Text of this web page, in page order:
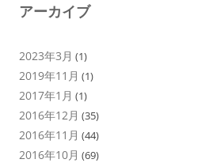
アーカイブ
2023年3月 (1)
2019年11月 (1)
2017年1月 (1)
2016年12月 (35)
2016年11月 (44)
2016年10月 (69)